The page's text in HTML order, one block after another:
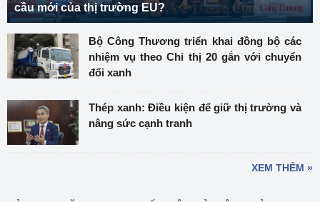
cầu mới của thị trường EU?
Bộ Công Thương triển khai đồng bộ các
nhiệm vụ theo Chỉ thị 20 gắn với chuyển
đổi xanh
Thép xanh: Điều kiện để giữ thị trường và
nâng sức cạnh tranh
XEM THÊM »